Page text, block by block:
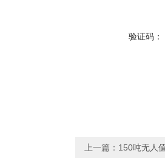
验证码：
上一篇： 150吨无人